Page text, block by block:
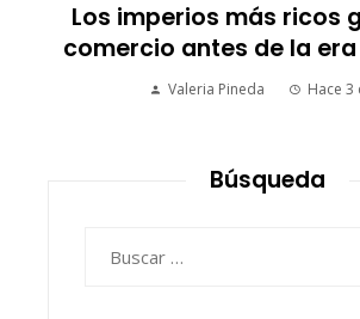
Los imperios más ricos
comercio antes de la
Valeria Pineda Hace 3
Búsqueda